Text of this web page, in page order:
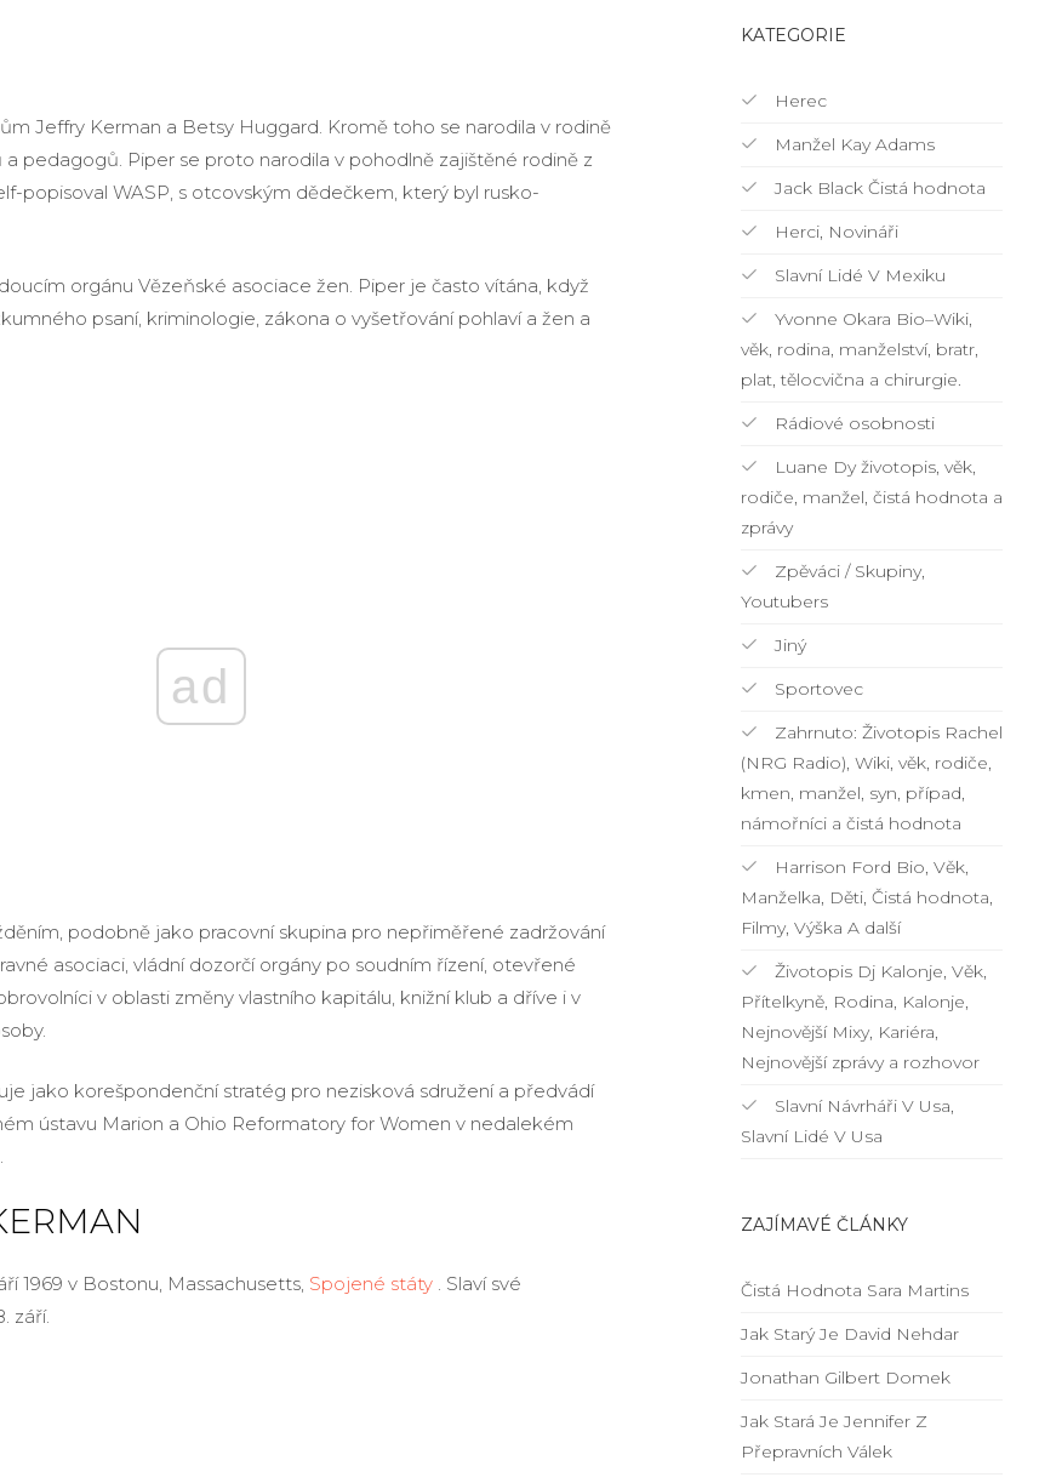
Jeffry Kerman a Betsy Huggard. Kromě toho se narodila v rodině
a pedagogů. Piper se proto narodila v pohodlně zajištěné rodině z
popisoval WASP, s otcovským dědečkem, který byl rusko-
orgánu Vězeňské asociace žen. Piper je často vítána, když
psaní, kriminologie, zákona o vyšetřování pohlaví a žen a
ad
podobně jako pracovní skupina pro nepřiměřené zadržování
asociaci, vládní dozorčí orgány po soudním řízení, otevřené
v oblasti změny vlastního kapitálu, knižní klub a dříve i v
jako korešpondenční stratég pro nezisková sdružení a předvádí
ústavu Marion a Ohio Reformatory for Women v nedalekém
1969 v Bostonu, Massachusetts, Spojené státy. Slaví své
září.
KATEGORIE
Herec
Manžel Kay Adams
Jack Black Čistá hodnota
Herci, Novináři
Slavní Lidé V Mexiku
Yvonne Okara Bio–Wiki,
věk, rodina, manželství, bratr,
plat, tělocvična a chirurgie.
Rádiové osobnosti
Luane Dy životopis, věk,
rodiče, manžel, čistá hodnota a
zprávy
Zpěváci / Skupiny,
Youtubers
Jiný
Sportovec
Zahrnuto: Životopis Rachel
(NRG Radio), Wiki, věk, rodiče,
kmen, manžel, syn, případ,
námořníci a čistá hodnota
Harrison Ford Bio, Věk,
Manželka, Děti, Čistá hodnota,
Filmy, Výška A další
Životopis Dj Kalonje, Věk,
Přítelkyně, Rodina, Kalonje,
Nejnovější Mixy, Kariéra,
Nejnovější zprávy a rozhovor
Slavní Návrháři V Usa,
Slavní Lidé V Usa
ZAJÍMAVÉ ČLÁNKY
Čistá Hodnota Sara Martins
Jak Starý Je David Nehdar
Jonathan Gilbert Domek
Jak Stará Je Jennifer Z
Přepravních Válek